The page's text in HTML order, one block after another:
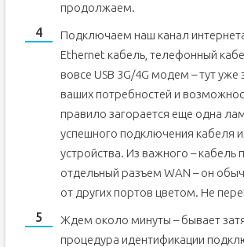
продолжаем.
Подключаем наш канал
Ethernet кабель, телефонный
вовсе USB 3G/4G модем – тут уже
ваших потребностей и
правило загорается еще одна
успешного подключения кабеля
устройства. Из важного – кабель
отдельный разъем WAN – он
от других портов цветом. Не
Ждем около минуты – бывает
процедура идентификации